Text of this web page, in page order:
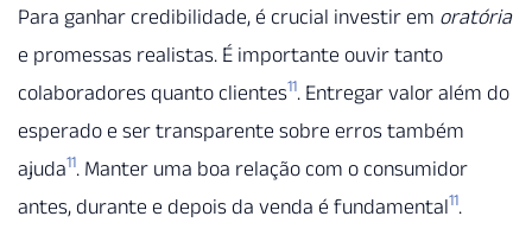
Para ganhar credibilidade, é crucial investir em oratória
e promessas realistas. É importante ouvir tanto
colaboradores quanto clientes11. Entregar valor além do
esperado e ser transparente sobre erros também
ajuda11. Manter uma boa relação com o consumidor
antes, durante e depois da venda é fundamental11.